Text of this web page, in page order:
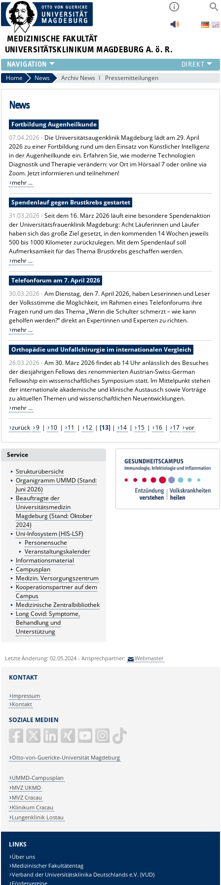
MEDIZINISCHE FAKULTÄT
UNIVERSITÄTSKLINIKUM MAGDEBURG A. ö. R.
INSTITUTE
KLINIKEN
ZENTRALE EINRICHTUNGEN
PRESSE
ÜBER UNS
INTERNATIONAL
INTRANET
Home News Archiv News Pressemitteilungen
News
Fortbildung Augenheilkunde
07.04.2026 - Die Universitätsaugenklinik Magdeburg lädt am 29. April
2026 zu einer Fortbildung rund um den Einsatz von Künstlicher Intelligenz
in der Augenheilkunde ein. Erfahren Sie, wie moderne Technologien
Diagnostik und Therapie verändern: vor Ort im Hörsaal 7 oder online via
Zoom. Jetzt informieren und teilnehmen!
mehr ...
Spendenlauf gegen Brustkrebs gestartet
31.03.2026 -Seit dem 16. März 2026 läuft eine besondere Spendenaktion
der Universitätsfrauenklinik Magdeburg: Acht Läuferinnen und Läufer
haben sich das große Ziel gesetzt, in den kommenden 14 Wochen jeweils
500 bis 1000 Kilometer zurückzulegen. Mit dem Spendenlauf soll
Aufmerksamkeit für das Thema Brustkrebs geschaffen werden.
mehr ...
Telefonforum am 7. April 2026
30.03.2026 -Am Dienstag, den 7. April 2026, haben Leserinnen und Leser
der Volksstimme die Möglichkeit, im Rahmen eines Telefonforums ihre
Fragen rund um das Thema „Wenn die Schulter schmerzt – wie kann
geholfen werden?“ direkt an Expertinnen und Experten zu richten.
mehr ...
Orthopädie und Unfallchirurgie im internationalen Vergleich
26.03.2026 -Am 30. März 2026 findet ab 14 Uhr anlässlich des Besuches
der diesjährigen Fellows des renommierten Austrian-Swiss-German
Fellowship ein wissenschaftliches Symposium statt. Im Mittelpunkt stehen
der internationale akademische und klinische Austausch sowie Vorträge
zu aktuellen Themen und wissenschaftlichen Neuentwicklungen.
mehr ...
zurück 9 | 10 | 11 | 12 | [13]| 14 | 15 | 16 | 17 vor
Service
Strukturübersicht
Organigramm UMMD (Stand:
Juni 2026)
Beauftragte der
Universitätsmedizin
Magdeburg (Stand: Oktober
2024)
Uni-Infosystem (HIS-LSF)
Personensuche
Veranstaltungskalender
Informationsmaterial
Campusplan
Medizin. Versorgungszentrum
Kooperationspartner auf dem
Campus
Medizinische Zentralbibliothek
Long Covid: Symptome,
Behandlung und
Unterstützung
Letzte Änderung: 02.05.2024 - Ansprechpartner: Webmaster
SOZIALE MEDIEN
Otto-von-Guericke-Universität Magdeburg
KONTAKT
Impressum
Kontakt
UMMD-Campusplan
MVZ UKMD
MVZ Cracau
Klinikum Cracau
Lungenklinik Lostau
LINKS
Über uns
Medizinischer Fakultätentag
Verband der Universitätsklinika Deutschlands e.V. (VUD)
Fördervereine